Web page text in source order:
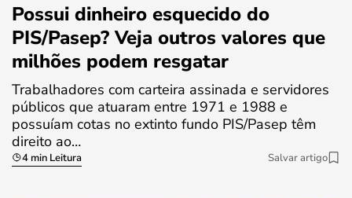
Possui dinheiro esquecido do
PIS/Pasep? Veja outros valores que
milhões podem resgatar
Trabalhadores com carteira assinada e servidores
públicos que atuaram entre 1971 e 1988 e
possuíam cotas no extinto fundo PIS/Pasep têm
direito ao…
4 min Leitura Salvar artigo